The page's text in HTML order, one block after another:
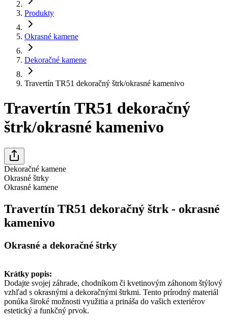
Produkty
Okrasné kamene
Dekoračné kamene
Travertín TR51 dekoračný štrk/okrasné kamenivo
Travertín TR51 dekoračný
štrk/okrasné kamenivo
Dekoračné kamene
Okrasné štrky
Okrasné kamene
Travertín TR51 dekoračný štrk - okrasné
kamenivo
Okrasné a dekoračné štrky
Krátky popis:
Dodajte svojej záhrade, chodníkom či kvetinovým záhonom štýlový
vzhľad s okrasnými a dekoračnými štrkmi. Tento prírodný materiál
ponúka široké možnosti využitia a prináša do vašich exteriérov
estetický a funkčný prvok.